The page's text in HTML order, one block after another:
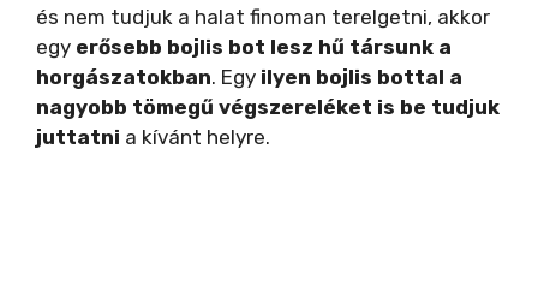
és nem tudjuk a halat finoman terelgetni, akkor
egy erősebb bojlis bot lesz hű társunk a
horgászatokban. Egy ilyen bojlis bottal a
nagyobb tömegű végszereléket is be tudjuk
juttatni a kívánt helyre.